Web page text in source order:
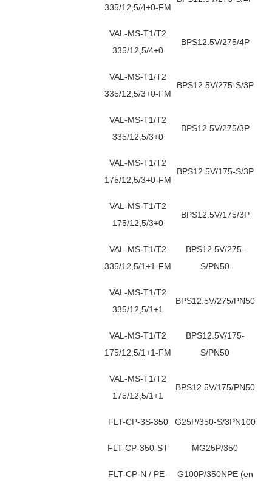
335/12,5/4+0-FM
VAL-MS-T1/T2
335/12,5/4+0
BPS12.5V/275/4P
VAL-MS-T1/T2
335/12,5/3+0-FM
BPS12.5V/275-S/3P
VAL-MS-T1/T2
335/12,5/3+0
BPS12.5V/275/3P
VAL-MS-T1/T2
175/12,5/3+0-FM
BPS12.5V/175-S/3P
VAL-MS-T1/T2
175/12,5/3+0
BPS12.5V/175/3P
VAL-MS-T1/T2
335/12,5/1+1-FM
BPS12.5V/275-
S/PN50
VAL-MS-T1/T2
335/12,5/1+1
BPS12.5V/275/PN50
VAL-MS-T1/T2
175/12,5/1+1-FM
BPS12.5V/175-
S/PN50
VAL-MS-T1/T2
175/12,5/1+1
BPS12.5V/175/PN50
FLT-CP-3S-350 G25P/350-S/3PN100
FLT-CP-350-ST MG25P/350
FLT-CP-N / PE-
G100P/350NPE (en